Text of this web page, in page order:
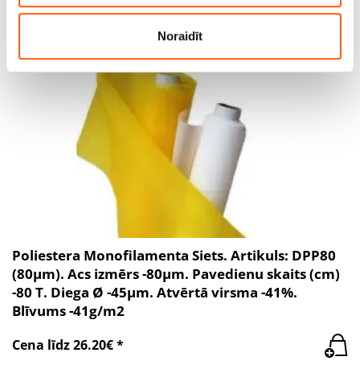
pakalpojumus.
Noraidīt
Poliestera Monofilamenta Siets. Artikuls: DPP80
(80µm). Acs izmērs -80µm. Pavedienu skaits (cm)
-80 T. Diega Ø -45µm. Atvērtā virsma -41%.
Blīvums -41g/m2
Cena līdz 26.20€ *